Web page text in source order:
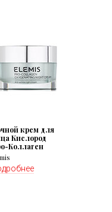
крем для
Кислород
Коллаген